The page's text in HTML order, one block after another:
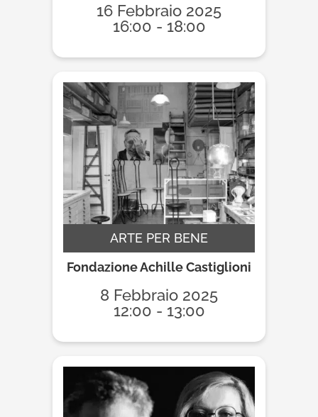
16 Febbraio 2025
16:00 - 18:00
ARTE PER BENE
Fondazione Achille Castiglioni
8 Febbraio 2025
12:00 - 13:00